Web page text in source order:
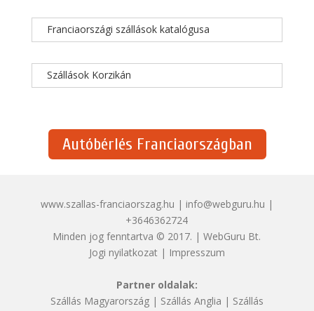
Franciaországi szállások katalógusa
Szállások Korzikán
Autóbérlés Franciaországban
www.szallas-franciaorszag.hu | info@webguru.hu |
+3646362724
Minden jog fenntartva © 2017. | WebGuru Bt.
Jogi nyilatkozat| Impresszum
Partner oldalak:
Szállás Magyarország| Szállás Anglia | Szállás